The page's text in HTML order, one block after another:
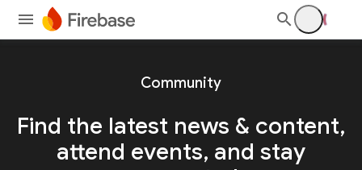
Community
Find the latest news & content,
attend events, and stay